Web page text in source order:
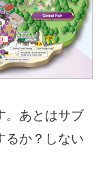
。あとはサブ
るか？しない